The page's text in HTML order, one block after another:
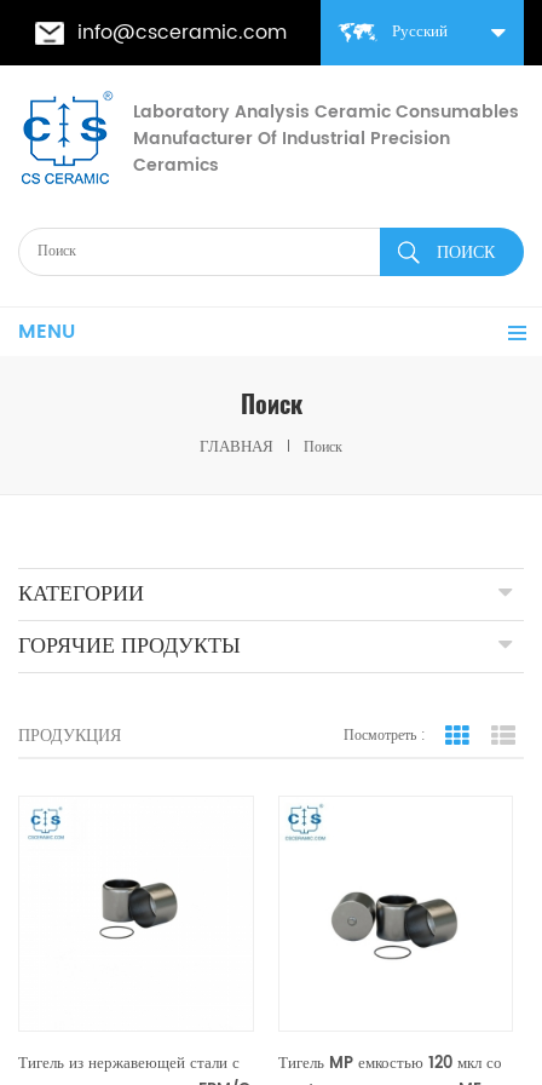
Русский
info@csceramic.com
Laboratory Analysis Ceramic Consumables
Manufacturer Of Industrial Precision
Ceramics
MENU
Поиск
ГЛАВНАЯ Поиск
КАТЕГОРИИ
ГОРЯЧИЕ ПРОДУКТЫ
ПРОДУКЦИЯ Посмотреть : вид сетки
Тигель из нержавеющей стали с
Тигель MP емкостью 120 мкл со